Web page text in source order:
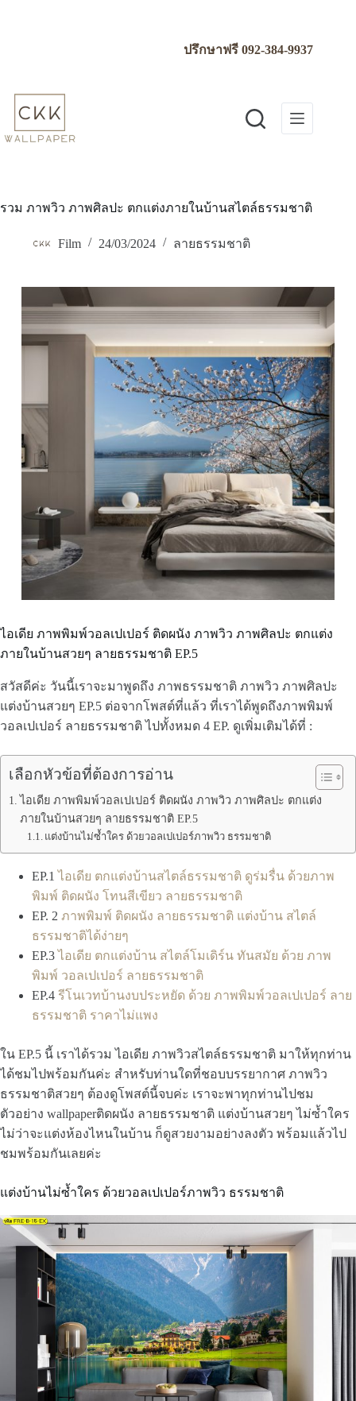
ปรึกษาฟรี092-384-9937
รวม ภาพวิว ภาพศิลปะ ตกแต่งภายในบ้านสไตล์ธรรมชาติ
Film 24/03/2024 ลายธรรมชาติ
ไอเดีย ภาพพิมพ์วอลเปเปอร์ ติดผนัง ภาพวิว ภาพศิลปะ ตกแต่ง
ภายในบ้านสวยๆ ลายธรรมชาติ EP.5
สวัสดีค่ะ วันนี้เราจะมาพูดถึง ภาพธรรมชาติ ภาพวิว ภาพศิลปะ
แต่งบ้านสวยๆ EP.5 ต่อจากโพสต์ที่แล้ว ที่เราได้พูดถึงภาพพิมพ์
วอลเปเปอร์ ลายธรรมชาติ ไปทั้งหมด 4 EP. ดูเพิ่มเติมได้ที่ :
เลือกหัวข้อที่ต้องการอ่าน
ไอเดีย ภาพพิมพ์วอลเปเปอร์ ติดผนัง ภาพวิว ภาพศิลปะ ตกแต่ง
ภายในบ้านสวยๆ ลายธรรมชาติ EP.5
แต่งบ้านไม่ซ้ำใคร ด้วยวอลเปเปอร์ภาพวิว ธรรมชาติ
EP.1ไอเดีย ตกแต่งบ้านสไตล์ธรรมชาติ ดูร่มรื่น ด้วยภาพ
พิมพ์ ติดผนัง โทนสีเขียว ลายธรรมชาติ
EP. 2 ภาพพิมพ์ ติดผนัง ลายธรรมชาติ แต่งบ้าน สไตล์
ธรรมชาติได้ง่ายๆ
EP.3ไอเดีย ตกแต่งบ้าน สไตล์โมเดิร์น ทันสมัย ด้วย ภาพ
พิมพ์ วอลเปเปอร์ ลายธรรมชาติ
EP.4 รีโนเวทบ้านงบประหยัด ด้วย ภาพพิมพ์วอลเปเปอร์ ลาย
ธรรมชาติ ราคาไม่แพง
ใน EP.5 นี้ เราได้รวม ไอเดีย ภาพวิวสไตล์ธรรมชาติ มาให้ทุกท่าน
ได้ชมไปพร้อมกันค่ะ สำหรับท่านใดที่ชอบบรรยากาศ ภาพวิว
ธรรมชาติสวยๆ ต้องดูโพสต์นี้จบค่ะ เราจะพาทุกท่านไปชม
ตัวอย่าง wallpaperติดผนัง ลายธรรมชาติ แต่งบ้านสวยๆ ไม่ซ้ำใคร
ไม่ว่าจะแต่งห้องไหนในบ้าน ก็ดูสวยงามอย่างลงตัว พร้อมแล้วไป
ชมพร้อมกันเลยค่ะ
แต่งบ้านไม่ซ้ำใคร ด้วยวอลเปเปอร์ภาพวิว ธรรมชาติ